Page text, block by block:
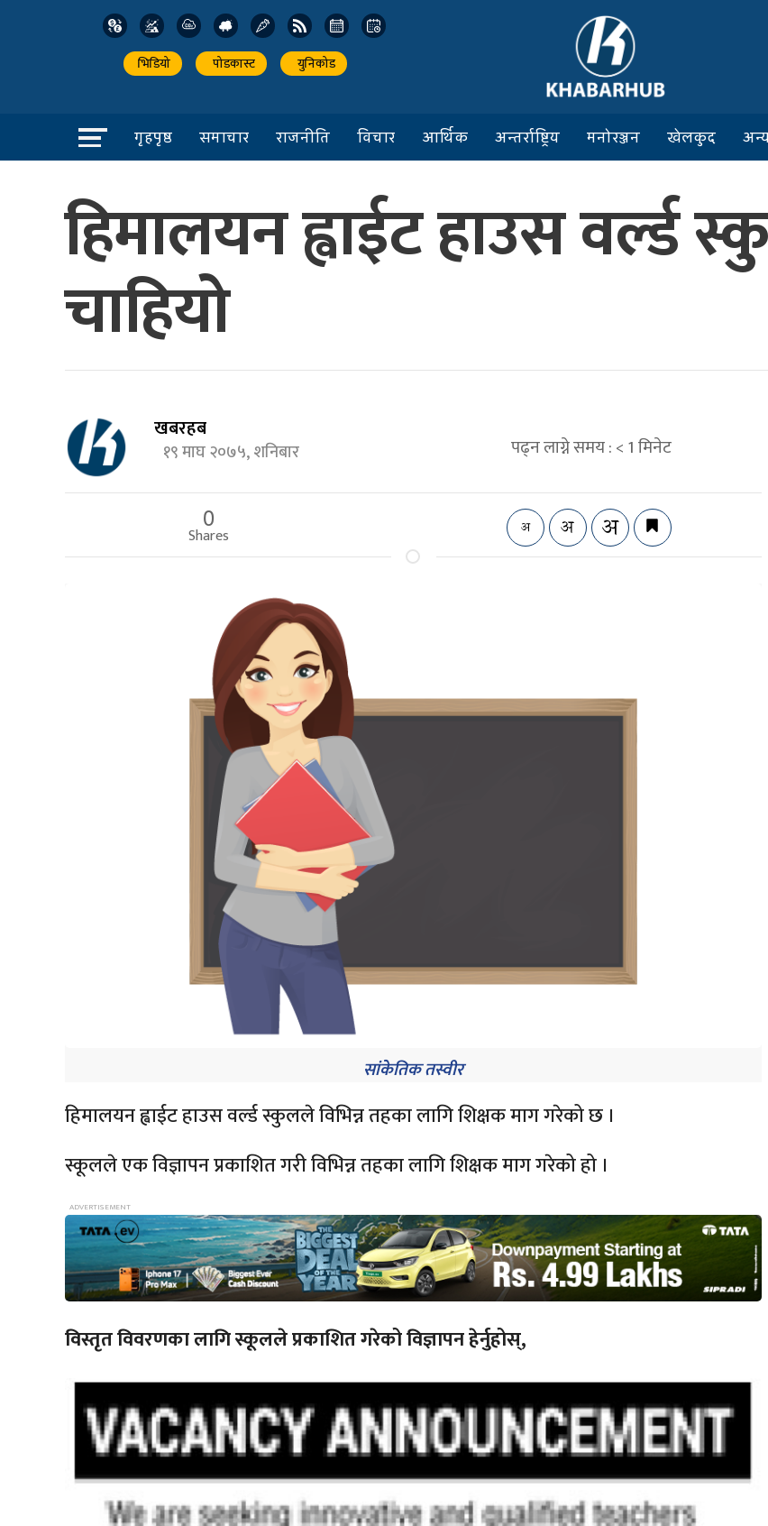
भिडियो पोडकास्ट युनिकोड
गृहपृष्ठ समाचार राजनीति विचार आर्थिक अन्तर्राष्ट्रिय मनोरञ्जन खेलकुद
हिमालयन ह्वाईट हाउस वर्ल्ड
चाहियो
खबरहब
१९ माघ २०७५, शनिबार पढ्न लाग्ने समय :< 1मिनेट
0
Shares
सांकेतिक तस्वीर
हिमालयन ह्वाईट हाउस वर्ल्ड स्कुलले विभिन्न तहका लागि शिक्षक माग गरेको छ ।
स्कूलले एक विज्ञापन प्रकाशित गरी विभिन्न तहका लागि शिक्षक माग गरेको हो ।
विस्तृत विवरणका लागि स्कूलले प्रकाशित गरेको विज्ञापन हेर्नुहोस्,